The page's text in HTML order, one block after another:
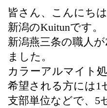
皆さん、こんにちは
新潟のKuitunです。
新潟燕三条の職人
ました。
カラーアルマイト
希望される方には1
支部単位などで、5